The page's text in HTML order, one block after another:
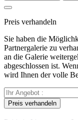
Preis verhandeln
Sie haben die
Partnergalerie zu
an die Galerie
abgeschlossen ist.
wird Ihnen der volle
Preis verhandeln